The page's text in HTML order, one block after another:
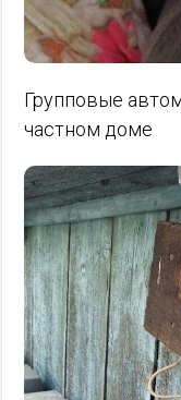
Групповые
частном доме